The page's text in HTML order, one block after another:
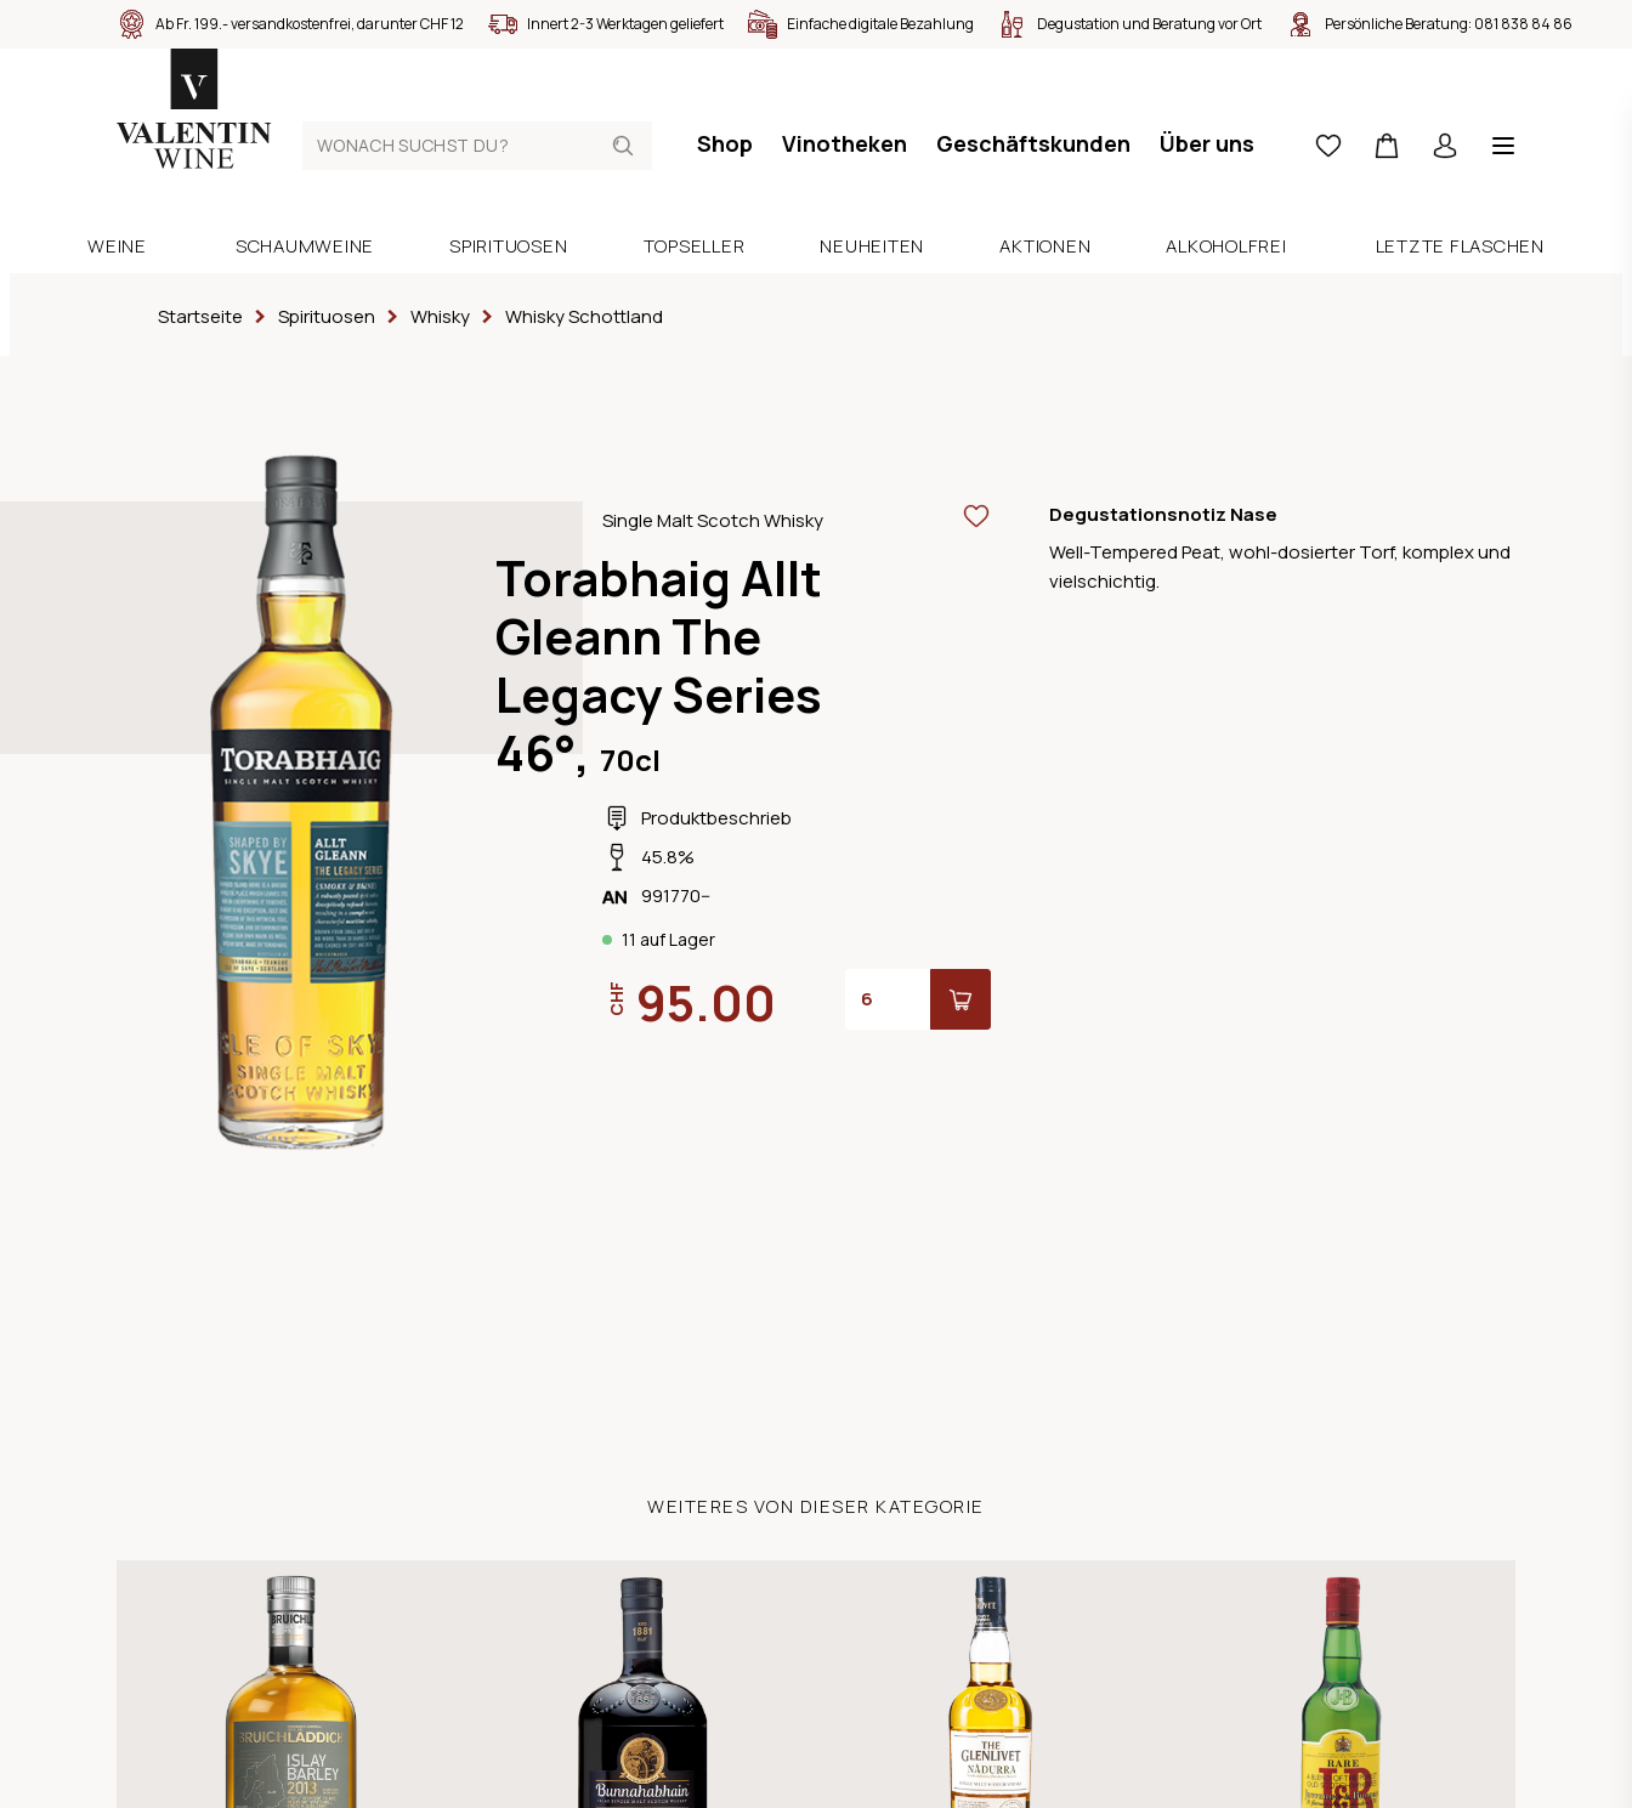
Ab Fr. 199.- versandkostenfrei, darunter CHF 12 Innert 2-3 Werktagen geliefert Einfache digitale Bezahlung Degustation und Beratung vor Ort Persönliche Beratung: 081 838 84 86
Shop Vinotheken Geschäftskunden Über uns
WEINE SCHAUMWEINE SPIRITUOSEN TOPSELLER NEUHEITEN AKTIONEN ALKOHOLFREI LETZTE FLASCHEN
Startseite Spirituosen Whisky Whisky Schottland
Single Malt Scotch Whisky
Torabhaig Allt
Gleann The
Legacy Series
46°, 70cl
Produktbeschrieb
45.8%
991770--
11 auf Lager
CHF 95.00
Degustationsnotiz Nase
Well-Tempered Peat, wohl-dosierter Torf, komplex und
vielschichtig.
WEITERES VON DIESER KATEGORIE